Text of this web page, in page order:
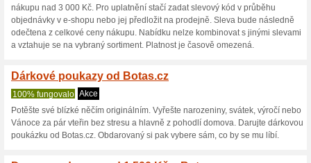
kupóny do tohoto obchodu.
Aktuální slevy a